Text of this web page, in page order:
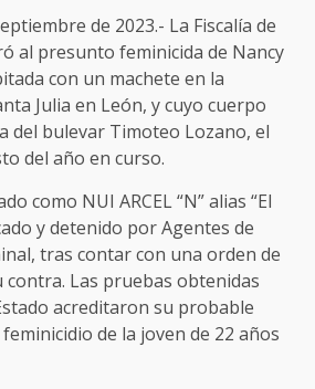
de 2023.- La Fiscalía de
al presunto feminicida de Nancy
con un machete en la
Julia en León, y cuyo cuerpo
del bulevar Timoteo Lozano, el
del año en curso.
como NUI ARCEL “N” alias “El
y detenido por Agentes de
tras contar con una orden de
Las pruebas obtenidas
acreditaron su probable
de la joven de 22 años